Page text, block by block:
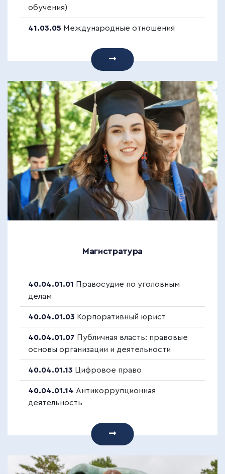
обучения)
41.03.05 Международные отношения
Магистратура
40.04.01.01 Правосудие по уголовным
делам
40.04.01.03 Корпоративный юрист
40.04.01.07 Публичная власть: правовые
основы организации и деятельности
40.04.01.13 Цифровое право
40.04.01.14 Антикоррупционная
деятельность